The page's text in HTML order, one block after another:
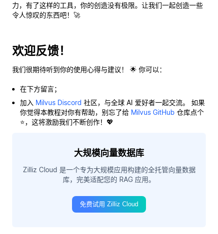
力，有了这样的工具，你的创造没有极限。让我们一起创造一些
令人惊叹的东西吧！🚀
欢迎反馈！
我们很期待听到你的使用心得与建议！ 🌟 你可以：
在下方留言；
加入 Milvus Discord 社区，与全球 AI 爱好者一起交流。 如果
你觉得本教程对你有帮助，别忘了给 Milvus GitHub 仓库点个
⭐，这将激励我们不断创作！💖
大规模向量数据库
Zilliz Cloud 是一个专为大规模应用构建的全托管向量数据
库，完美适配您的 RAG 应用。
免费试用 Zilliz Cloud